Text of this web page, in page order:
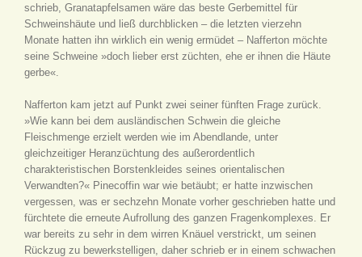
schrieb, Granatapfelsamen wäre das beste Gerbemittel für
Schweinshäute und ließ durchblicken – die letzten vierzehn
Monate hatten ihn wirklich ein wenig ermüdet – Nafferton möchte
seine Schweine »doch lieber erst züchten, ehe er ihnen die Häute
gerbe«.
Nafferton kam jetzt auf Punkt zwei seiner fünften Frage zurück.
»Wie kann bei dem ausländischen Schwein die gleiche
Fleischmenge erzielt werden wie im Abendlande, unter
gleichzeitiger Heranzüchtung des außerordentlich
charakteristischen Borstenkleides seines orientalischen
Verwandten?« Pinecoffin war wie betäubt; er hatte inzwischen
vergessen, was er sechzehn Monate vorher geschrieben hatte und
fürchtete die erneute Aufrollung des ganzen Fragenkomplexes. Er
war bereits zu sehr in dem wirren Knäuel verstrickt, um seinen
Rückzug zu bewerkstelligen, daher schrieb er in einem schwachen